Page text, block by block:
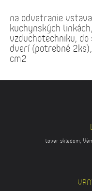
na odvetranie
kuchynských
vzduchotechniku,
dverí (potrebné
cm2
tovar skladom,